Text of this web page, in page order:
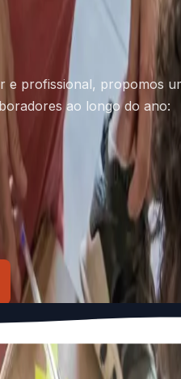
e profissional, propomos
ao longo do ano: